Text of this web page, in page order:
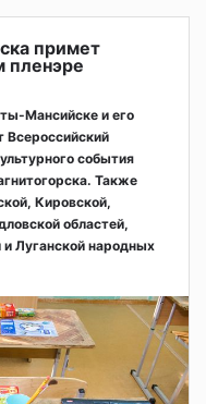
примет
пленэре
Мансийске и его
Всероссийский
события
Также
Кировской,
областей,
Луганской народных